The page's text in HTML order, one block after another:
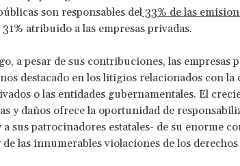
son responsables del33% de las
31% atribuido a las empresas privadas.
a pesar de sus contribuciones, las empresas
destacado en los litigios relacionados con
o las entidades gubernamentales. El
y daños ofrece la oportunidad de
a sus patrocinadores estatales- de su enorme
las innumerables violaciones de los